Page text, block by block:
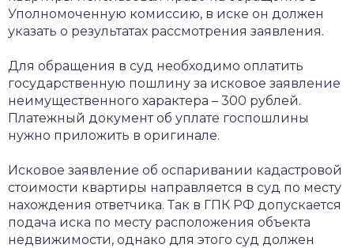
Уполномоченную комиссию, в иске он должен
указать о результатах рассмотрения заявления.
Для обращения в суд необходимо оплатить
государственную пошлину за исковое заявление
неимущественного характера – 300 рублей.
Платежный документ об уплате госпошлины
нужно приложить в оригинале.
Исковое заявление об оспаривании кадастровой
стоимости квартиры направляется в суд по месту
нахождения ответчика. Так в ГПК РФ допускается
подача иска по месту расположения объекта
недвижимости, однако для этого суд должен